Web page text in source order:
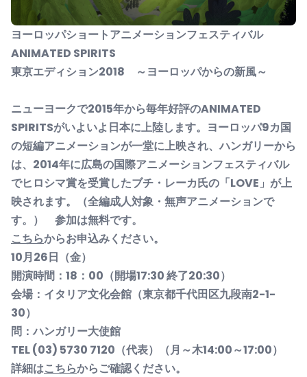
ヨーロッパショートアニメーションフェスティバル
ANIMATED SPIRITS
東京エディション2018 ～ヨーロッパからの新風～
ニューヨークで2015年から毎年好評のANIMATED
SPIRITSがいよいよ日本に上陸します。ヨーロッパ9カ国
の短編アニメーションが一堂に上映され、ハンガリーから
は、 2014年に広島の国際アニメーションフェスティバル
でヒロシマ賞を受賞したブチ・レーカ氏の「LOVE」が上
映されます。（全編成人対象・無声アニメーションで
す。） 参加は無料です。
こちらからお申込みください。
10月26日（金）
開演時間：18：00（開場17:30 終了20:30）
会場：イタリア文化会館（東京都千代田区九段南2-1-
30）
問：ハンガリー大使館
TEL (03) 5730 7120（代表）（月～木14:00～17:00）
詳細はこちらからご確認ください。